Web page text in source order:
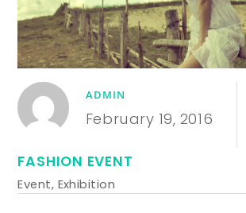
ADMIN
February 19, 2016
FASHION EVENT
Event, Exhibition